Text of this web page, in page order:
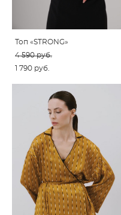
Топ «STRONG»
4 590 pуб.
1 790 pуб.